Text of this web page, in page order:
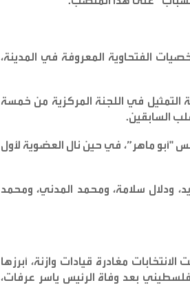
الفتحاوية المعروفة في المدينة،
التمثيل في اللجنة المركزية من خمسة
السابقين.
"أبو ماهر”، في حين نال العضوية لأول
ودلال سلامة، ومحمد المدني، ومحمد
مغادرة قيادات وازنة، أبرزها
بعد وفاة الرئيس ياسر عرفات،